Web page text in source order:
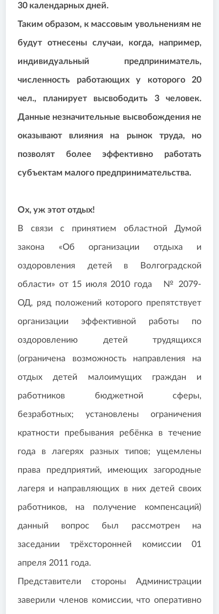
30 календарных дней.
Таким образом, к массовым увольнениям не
будут отнесены случаи, когда, например,
индивидуальный предприниматель,
численность работающих у которого 20
чел., планирует высвободить 3 человек.
Данные незначительные высвобождения не
оказывают влияния на рынок труда, но
позволят более эффективно работать
субъектам малого предпринимательства.
Ох, уж этот отдых!
В связи с принятием областной Думой
закона «Об организации отдыха и
оздоровления детей в Волгоградской
области» от 15 июля 2010 года № 2079-
ОД, ряд положений которого препятствует
организации эффективной работы по
оздоровлению детей трудящихся
(ограничена возможность направления на
отдых детей малоимущих граждан и
работников бюджетной сферы,
безработных; установлены ограничения
кратности пребывания ребёнка в течение
года в лагерях разных типов; ущемлены
права предприятий, имеющих загородные
лагеря и направляющих в них детей своих
работников, на получение компенсаций)
данный вопрос был рассмотрен на
заседании трёхсторонней комиссии 01
апреля 2011 года.
Представители стороны Администрации
заверили членов комиссии, что оперативно